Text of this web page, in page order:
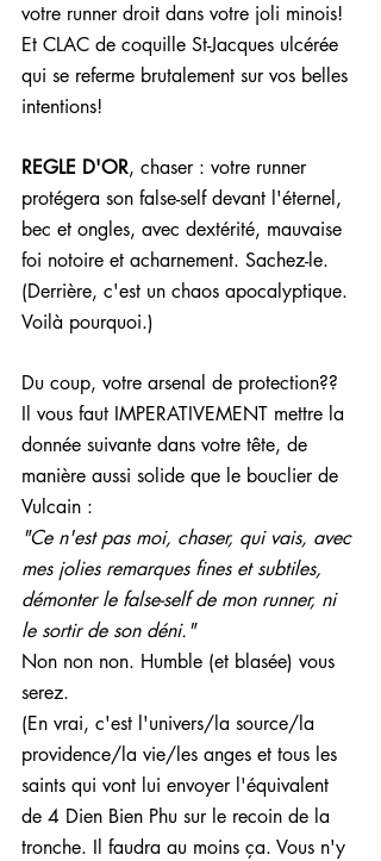
votre runner droit dans votre joli minois!
Et CLAC de coquille St-Jacques ulcérée
qui se referme brutalement sur vos belles
intentions!
REGLE D'OR, chaser : votre runner
protégera son false-self devant l'éternel,
bec et ongles, avec dextérité, mauvaise
foi notoire et acharnement. Sachez-le.
(Derrière, c'est un chaos apocalyptique.
Voilà pourquoi.)
Du coup, votre arsenal de protection??
Il vous faut IMPERATIVEMENT mettre la
donnée suivante dans votre tête, de
manière aussi solide que le bouclier de
Vulcain :
"Ce n'est pas moi, chaser, qui vais, avec
mes jolies remarques fines et subtiles,
démonter le false-self de mon runner, ni
le sortir de son déni."
Non non non. Humble (et blasée) vous
serez.
(En vrai, c'est l'univers/la source/la
providence/la vie/les anges et tous les
saints qui vont lui envoyer l'équivalent
de 4 Dien Bien Phu sur le recoin de la
tronche. Il faudra au moins ça. Vous n'y